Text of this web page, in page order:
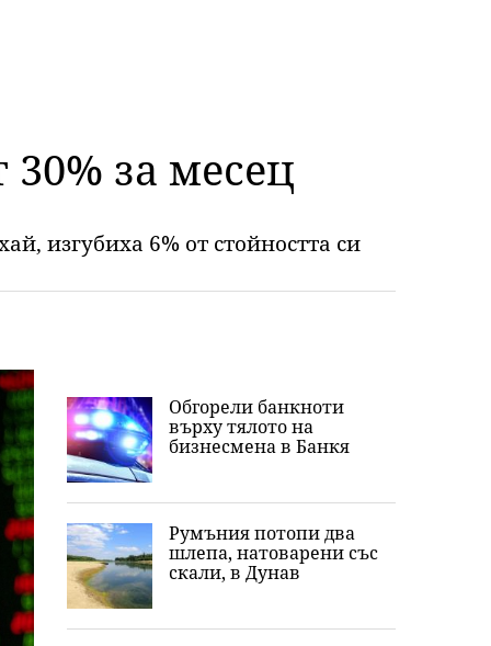
за месец
изгубиха 6% от стойността си
Обгорели банкноти
върху тялото на
бизнесмена в Банкя
Румъния потопи два
шлепа, натоварени със
скали, в Дунав